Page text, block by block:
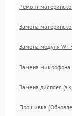
Ремонт
Замена
Замена модуля Wi-
Замена микрофона
Замена дисплея
Прошивка